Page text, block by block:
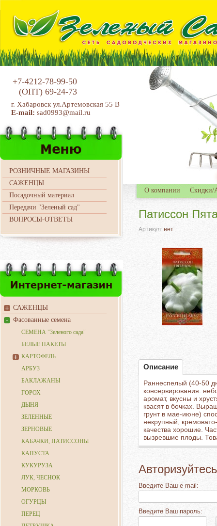
+7-4212-78-99-50
(ОПТ) 69-24-73
г. Хабаровск ул.Артемовская 55 В
E-mail: sad0993@mail.ru
О компании Скидки/
РОЗНИЧНЫЕ МАГАЗИНЫ
САЖЕНЦЫ
Посадочный материал
Передачи "Зеленый сад"
ВОПРОСЫ-ОТВЕТЫ
САЖЕНЦЫ
Фасованные семена
СЕМЕНА "Зеленого сада"
БЕЛЫЕ ПАКЕТЫ
КАРТОФЕЛЬ
АРБУЗ
БАКЛАЖАНЫ
ГОРОХ
ДЫНЯ
ЗЕЛЕННЫЕ
ЗЕРНОВЫЕ
КАБАЧКИ, ПАТИССОНЫ
КАПУСТА
КУКУРУЗА
ЛУК, ЧЕСНОК
МОРКОВЬ
ОГУРЦЫ
ПЕРЕЦ
Патиссон
Артикул: нет
Описание
Раннеспелый (40-50
консервирования:
аромат, вкусны и
квасят в бочках.
грунт в мае-июне)
некрупный,
качества хорошие.
вызревшие плоды.
Введите Ваш e-mail:
Введите Ваш пароль: